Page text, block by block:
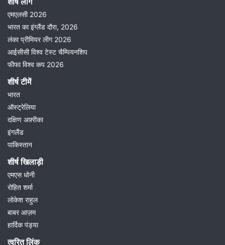
एमएलसी 2026
भारत का इंग्लैंड दौरा, 2026
लंका प्रीमियर लीग 2026
आईसीसी विश्व टेस्ट चैम्पियनशिप
फीफा विश्व कप 2026
शीर्ष टीमें
भारत
ऑस्ट्रेलिया
दक्षिण अफ़्रीका
इंगलैंड
पाकिस्तान
शीर्ष खिलाड़ी
एमएस धोनी
रोहित शर्मा
लोकेश राहुल
बाबर आज़म
हार्दिक पंड्या
त्वरित लिंक